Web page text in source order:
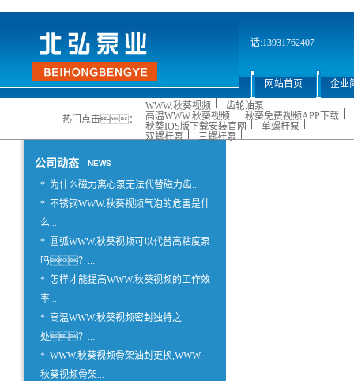
话:13931762407
网站首页 企业
热门点击：
WWW.秋葵视频
齿轮油泵
高温WWW.秋葵视频
秋葵免费视频APP下载
秋葵IOS版下载安装官网
单螺杆泵
双螺杆泵
三螺杆泵
公司动态 NEWS
* 为什么磁力离心泵无法代替磁力齿...
* 不锈钢WWW.秋葵视频气泡的危害是什
么...
* 圆弧WWW.秋葵视频可以代替高粘度泵
吗？...
* 怎样才能提高WWW.秋葵视频的工作效
率...
* 高温WWW.秋葵视频密封独特之
处？...
* WWW.秋葵视频骨架油封更换,WWW.
秋葵视频骨架...